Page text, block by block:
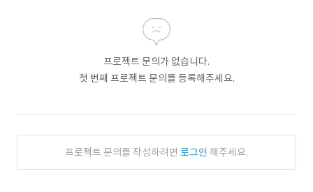
프로젝트 문의가 없습니다.
첫 번째 프로젝트 문의를 등록해주세요.
프로젝트 문의를 작성하려면 로그인 해주세요.